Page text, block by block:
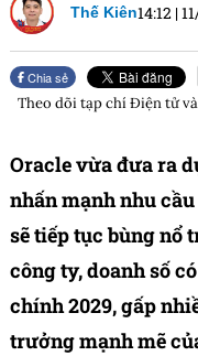
Thế Kiên14:12 |
Chia sẻ
Theo dõi tạp chíĐiện tử
Oracle vừa đưa ra
nhấn mạnh nhu
sẽ tiếp tục bùng nổ
công ty, doanh số
chính 2029, gấp
trưởng mạnh mẽ